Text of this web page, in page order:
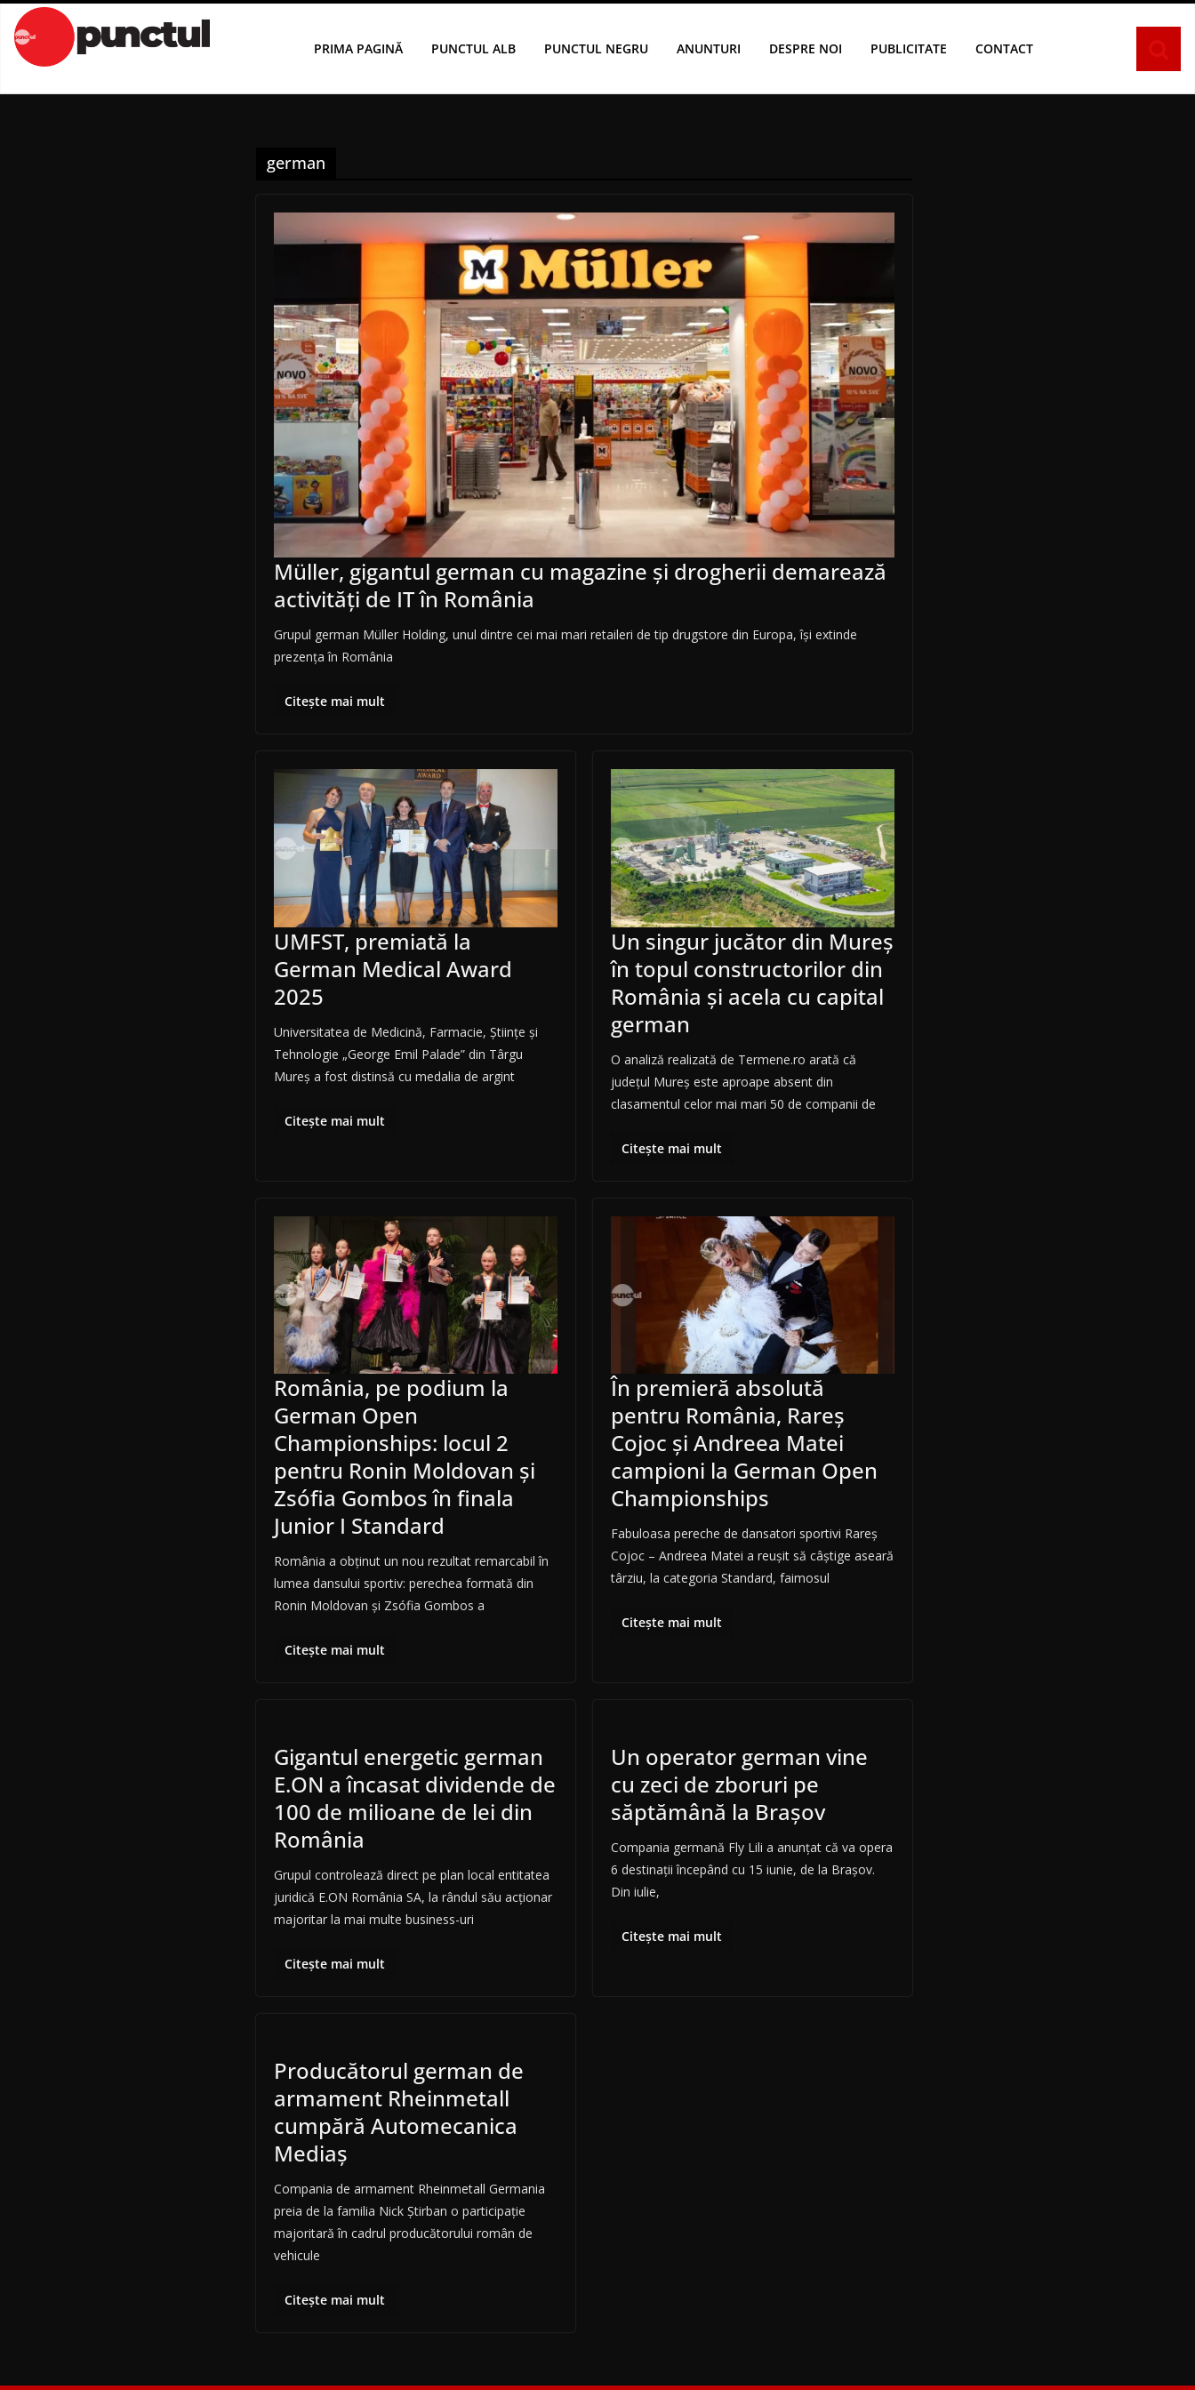
Sari
conținut
PRIMA PAGINĂ PUNCTUL ALB PUNCTUL NEGRU ANUNTURI DESPRE NOI PUBLICITATE CONTACT
german
Müller, gigantul german cu magazine și drogherii demarează
activități de IT în România
Grupul german Müller Holding, unul dintre cei mai mari retaileri de tip drugstore din Europa, își extinde
prezența în România
Citește mai mult
UMFST, premiată la
German Medical Award
2025
Universitatea de Medicină, Farmacie, Științe și
Tehnologie „George Emil Palade” din Târgu
Mureș a fost distinsă cu medalia de argint
Citește mai mult
Un singur jucător din Mureș
în topul constructorilor din
România și acela cu capital
german
O analiză realizată de Termene.ro arată că
județul Mureș este aproape absent din
clasamentul celor mai mari 50 de companii de
Citește mai mult
România, pe podium la
German Open
Championships: locul 2
pentru Ronin Moldovan și
Zsófia Gombos în finala
Junior I Standard
România a obținut un nou rezultat remarcabil în
lumea dansului sportiv: perechea formată din
Ronin Moldovan și Zsófia Gombos a
Citește mai mult
În premieră absolută
pentru România, Rareș
Cojoc și Andreea Matei
campioni la German Open
Championships
Fabuloasa pereche de dansatori sportivi Rareș
Cojoc – Andreea Matei a reușit să câștige aseară
târziu, la categoria Standard, faimosul
Citește mai mult
Gigantul energetic german
E.ON a încasat dividende de
100 de milioane de lei din
România
Grupul controlează direct pe plan local entitatea
juridică E.ON România SA, la rândul său acționar
majoritar la mai multe business-uri
Citește mai mult
Un operator german vine
cu zeci de zboruri pe
săptămână la Brașov
Compania germană Fly Lili a anunțat că va opera
6 destinații începând cu 15 iunie, de la Brașov.
Din iulie,
Citește mai mult
Producătorul german de
armament Rheinmetall
cumpără Automecanica
Mediaș
Compania de armament Rheinmetall Germania
preia de la familia Nick Știrban o participație
majoritară în cadrul producătorului român de
vehicule
Citește mai mult